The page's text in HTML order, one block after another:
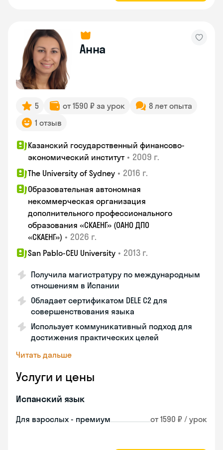
Анна
5 от 1590 ₽ за урок
8 лет опыта
1 отзыв
Казанский государственный финансово-
экономический институт • 2009 г.
The University of Sydney • 2016 г.
Образовательная автономная
некоммерческая организация
дополнительного профессионального
образования «СКАЕНГ» (ОАНО ДПО
«СКАЕНГ») • 2026 г.
San Pablo-CEU University • 2013 г.
Получила магистратуру по международным
отношениям в Испании
Обладает сертификатом DELE C2 для
совершенствования языка
Использует коммуникативный подход для
достижения практических целей
Читать дальше
Услуги и цены
Испанский язык
Для взрослых - премиум от 1590 ₽ / урок